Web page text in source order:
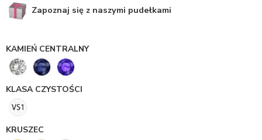
Zapoznaj się z naszymi pudełkami
KAMIEŃ CENTRALNY
KLASA CZYSTOŚCI
KRUSZEC